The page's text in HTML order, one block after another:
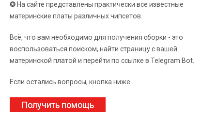
✪ На сайте представлены практически все известные
материнские платы различных чипсетов.
Всё, что вам необходимо для получения сборки - это
воспользоваться поиском, найти страницу с вашей
материнской платой и перейти по ссылке в Telegram Bot.
Если остались вопросы, кнопка ниже...
Получить помощь